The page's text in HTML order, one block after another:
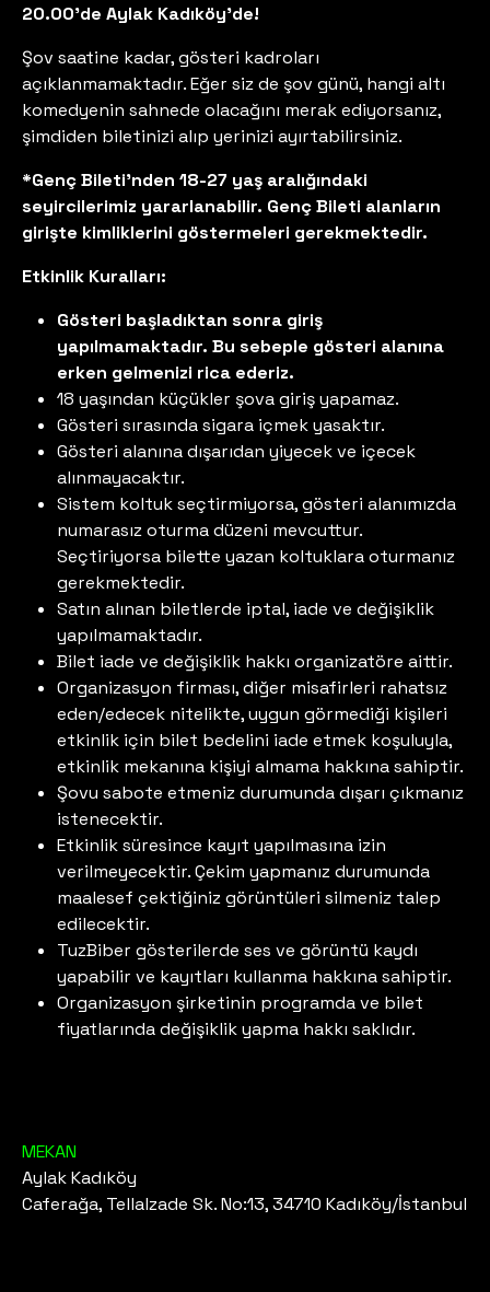
20.00'de Aylak Kadıköy’de!
Şov saatine kadar, gösteri kadroları
açıklanmamaktadır. Eğer siz de şov günü, hangi altı
komedyenin sahnede olacağını merak ediyorsanız,
şimdiden biletinizi alıp yerinizi ayırtabilirsiniz.
*Genç Bileti'nden 18-27 yaş aralığındaki
seyircilerimiz yararlanabilir. Genç Bileti alanların
girişte kimliklerini göstermeleri gerekmektedir.
Etkinlik Kuralları:
Gösteri başladıktan sonra giriş
yapılmamaktadır. Bu sebeple gösteri alanına
erken gelmenizi rica ederiz.
18 yaşından küçükler şova giriş yapamaz.
Gösteri sırasında sigara içmek yasaktır.
Gösteri alanına dışarıdan yiyecek ve içecek
alınmayacaktır.
Sistem koltuk seçtirmiyorsa, gösteri alanımızda
numarasız oturma düzeni mevcuttur.
Seçtiriyorsa bilette yazan koltuklara oturmanız
gerekmektedir.
Satın alınan biletlerde iptal, iade ve değişiklik
yapılmamaktadır.
Bilet iade ve değişiklik hakkı organizatöre aittir.
Organizasyon firması, diğer misafirleri rahatsız
eden/edecek nitelikte, uygun görmediği kişileri
etkinlik için bilet bedelini iade etmek koşuluyla,
etkinlik mekanına kişiyi almama hakkına sahiptir.
Şovu sabote etmeniz durumunda dışarı çıkmanız
istenecektir.
Etkinlik süresince kayıt yapılmasına izin
verilmeyecektir. Çekim yapmanız durumunda
maalesef çektiğiniz görüntüleri silmeniz talep
edilecektir.
TuzBiber gösterilerde ses ve görüntü kaydı
yapabilir ve kayıtları kullanma hakkına sahiptir.
Organizasyon şirketinin programda ve bilet
fiyatlarında değişiklik yapma hakkı saklıdır.
MEKAN
Aylak Kadıköy
Caferağa, Tellalzade Sk. No:13, 34710 Kadıköy/İstanbul